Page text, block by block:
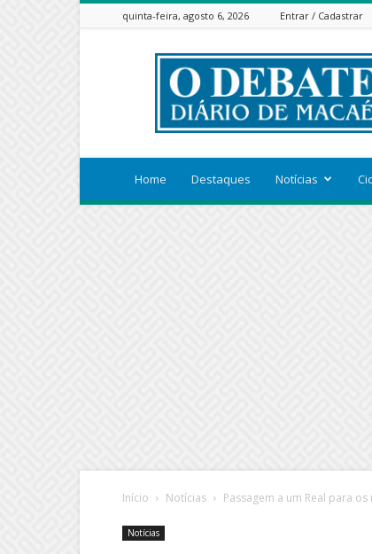
quinta-feira, agosto 6, 2026 Entrar / Cadastrar
ODEBATEON
Home Destaques Notícias
Início Notícias Passagem a um Real para
Notícias